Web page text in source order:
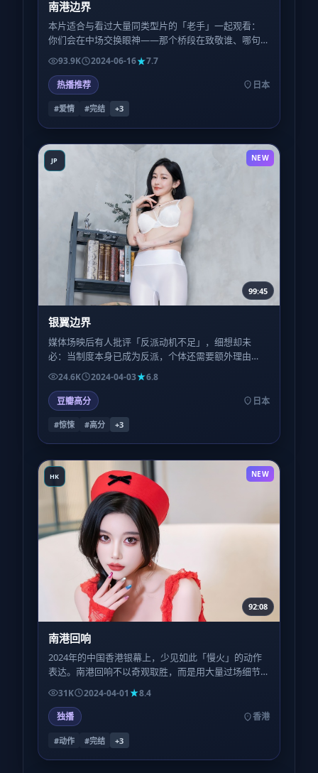
南港边界
本片适合与看过大量同类型片的「老手」一起观看：
你们会在中场交换眼神——那个桥段在致敬谁、哪句
台词反讽了哪种陈腔滥调，会成为额外的乐趣层。
93.9K 2024-06-16
7.7
热播推荐
日本
#爱情 #完结 +3
JP NEW
99:45
银翼边界
媒体场映后有人批评「反派动机不足」，细想却未
必：当制度本身已成为反派，个体还需要额外理由
吗？本片选择把笔墨留给受害者的日常，而非恶魔的
独白。
24.6K 2024-04-03
6.8
豆瓣高分
日本
#惊悚 #高分 +3
HK NEW
92:08
南港回响
2024年的中国香港银幕上，少见如此「慢火」的动作
表达。南港回响不以奇观取胜，而是用大量过场细节
让观众自己拼凑真相，适合耐心型观众。
31K 2024-04-01
8.4
独播
香港
#动作 #完结 +3